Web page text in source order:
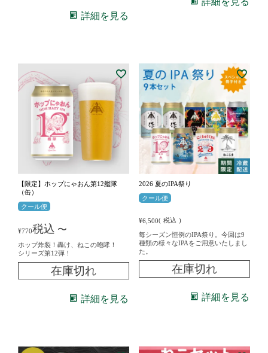
詳細を見る
【限定】ホップにゃおん第12艦隊
（缶）
クール便
¥770税込 〜
ホップ炸裂！轟け、ねこの咆哮！
シリーズ第12弾！
在庫切れ
詳細を見る
2026 夏のIPA祭り
クール便
¥6,500
税込
毎シーズン恒例のIPA祭り。今回は9
種類の様々なIPAをご用意いたしまし
た。
在庫切れ
詳細を見る